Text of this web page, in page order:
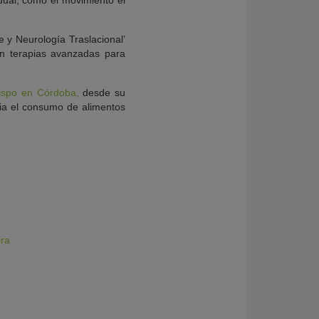
y Neurología Traslacional’
terapias avanzadas para
en Córdoba,
desde su
el consumo de alimentos